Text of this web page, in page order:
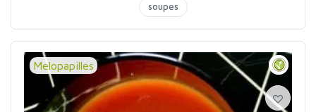
soupes
Melopapilles